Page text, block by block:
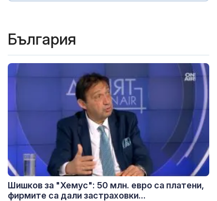
България
Шишков за "Хемус": 50 млн. евро са платени,
фирмите са дали застраховки...